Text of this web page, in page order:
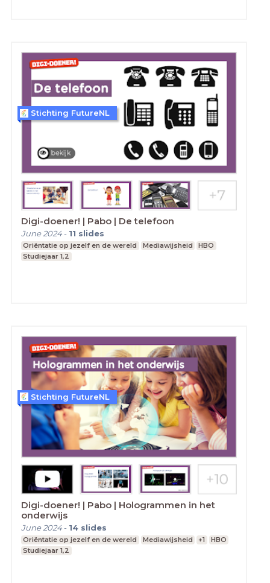
Digi-doener! | Pabo | De telefoon
June 2024- 11 slides
Oriëntatie op jezelf en de wereld Mediawijsheid
HBO
Studiejaar 1,2
Stichting FutureNL
Digi-doener! | Pabo | Hologrammen in het
onderwijs
June 2024- 14 slides
Oriëntatie op jezelf en de wereld Mediawijsheid +1
HBO
Studiejaar 1,2
Stichting FutureNL